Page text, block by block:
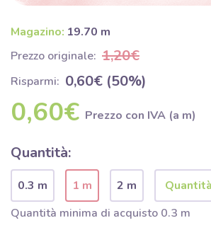
Magazino: 19.70 m
Prezzo originale: 1,20€
Risparmi: 0,60€ (50%)
0,60€ Prezzo con IVA (a m)
Quantità:
0.3 m 1 m
2 m
Quantità minima di acquisto 0.3 m